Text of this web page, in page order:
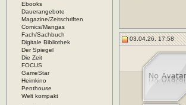
Ebooks
Dauerangebote
Magazine/Zeitschriften
Comics/Mangas
Fach/Sachbuch
Digitale Bibliothek
Der Spiegel
Die Zeit
FOCUS
GameStar
Heimkino
Penthouse
Welt kompakt
03.04.26, 17:58